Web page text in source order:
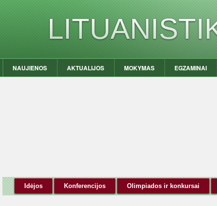
NAUJIENOS AKTUALIJOS MOKYMAS EGZAMINAI
Idėjos Konferencijos Olimpiados ir konkursai